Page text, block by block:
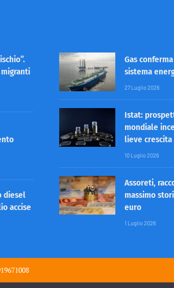
diesel
accise
Gas
sistema
27 Luglio 2026
Istat:
mondiale
lieve crescita
10 Luglio 2026
Assoreti,
massimo
euro
1 Luglio 2026